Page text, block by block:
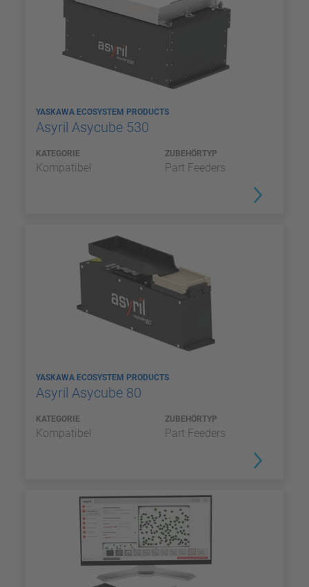
YASKAWA ECOSYSTEM PRODUCTS
Asyril Asycube 530
KATEGORIE
Kompatibel
ZUBEHÖRTYP
Part Feeders
YASKAWA ECOSYSTEM PRODUCTS
Asyril Asycube 80
KATEGORIE
Kompatibel
ZUBEHÖRTYP
Part Feeders